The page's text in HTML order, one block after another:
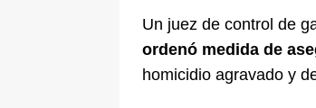
Un juez de control de
ordenó medida de
homicidio agravado y